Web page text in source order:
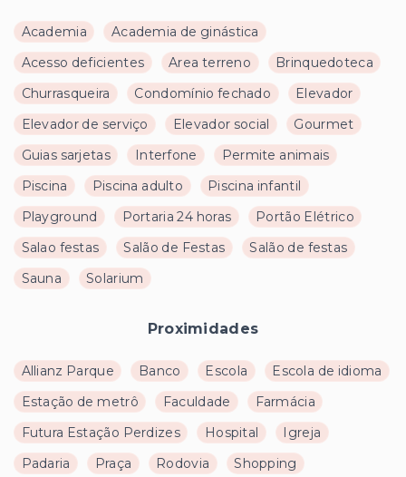
Academia
Academia de ginástica
Acesso deficientes
Area terreno
Brinquedoteca
Churrasqueira
Condomínio fechado
Elevador
Elevador de serviço
Elevador social
Gourmet
Guias sarjetas
Interfone
Permite animais
Piscina
Piscina adulto
Piscina infantil
Playground
Portaria 24 horas
Portão Elétrico
Salao festas
Salão de Festas
Salão de festas
Sauna
Solarium
Proximidades
Allianz Parque Banco Escola
Escola de idioma
Estação de metrô
Faculdade
Farmácia
Futura Estação Perdizes
Hospital
Igreja
Padaria
Praça Rodovia
Shopping